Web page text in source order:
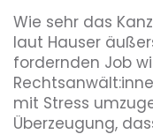
Wie sehr das
laut Hauser
fordernden Job
mit Stress
Überzeugung,